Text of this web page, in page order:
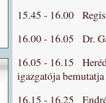
15.45 - 16.00
16.00 - 16.05 Dr.
16.05 - 16.15
igazgatója
16.15 - 16.25